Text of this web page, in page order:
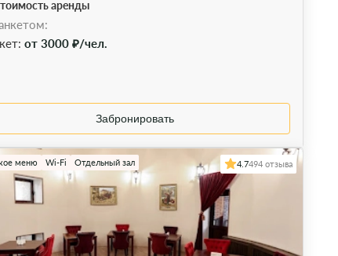
аренды
от 3000 ₽/чел.
Забронировать
меню Wi-Fi Отдельный зал 4.7494 отзыва